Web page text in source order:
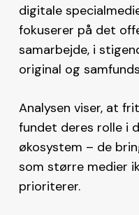
digitale
fokuserer på det
samarbejde, i
original og
Analysen viser, at
fundet deres rolle i
økosystem – de
som større medier
prioriterer.